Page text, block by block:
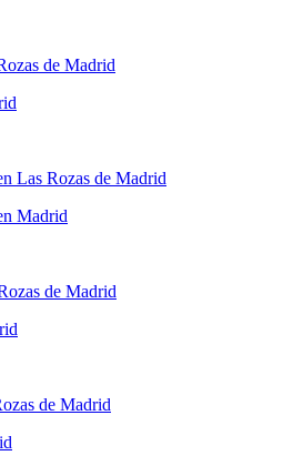
de Madrid
Las Rozas de Madrid
Madrid
de Madrid
de Madrid